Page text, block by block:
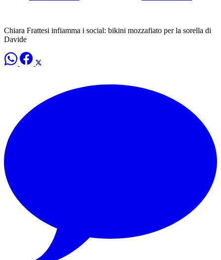
Chiara Frattesi infiamma i social: bikini mozzafiato per la sorella di
Davide